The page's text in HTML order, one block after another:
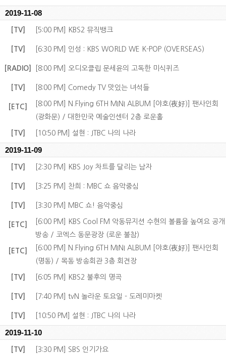
2019-11-08
[TV] [5:00 PM] KBS2 뮤직뱅크
[TV] [6:30 PM] 인성 : KBS WORLD WE K-POP (OVERSEAS)
[RADIO] [8:00 PM] 오디오클립 문세윤의 고독한 미식퀴즈
[TV] [8:00 PM] Comedy TV 맛있는 녀석들
[ETC]
[8:00 PM] N.Flying 6TH MINI ALBUM [야호(夜好)] 팬사인회
(광화문) / 대한민국 예술인센터 2층 로운홀
[TV] [10:50 PM] 설현 : JTBC 나의 나라
2019-11-09
[TV] [2:30 PM] KBS Joy 차트를 달리는 남자
[TV] [3:25 PM] 찬희 : MBC 쇼 음악중심
[TV] [3:30 PM] MBC 쇼! 음악중심
[ETC]
[6:00 PM] KBS Cool FM 악동뮤지션 수현의 볼륨을 높여요 공개
방송 / 코엑스 동문광장 (로운 불참)
[ETC]
[6:00 PM] N.Flying 6TH MINI ALBUM [야호(夜好)] 팬사인회
(명동) / 목동 방송회관 3층 회견장
[TV] [6:05 PM] KBS2 불후의 명곡
[TV] [7:40 PM] tvN 놀라운 토요일 - 도레미마켓
[TV] [10:50 PM] 설현 : JTBC 나의 나라
2019-11-10
[TV] [3:30 PM] SBS 인기가요